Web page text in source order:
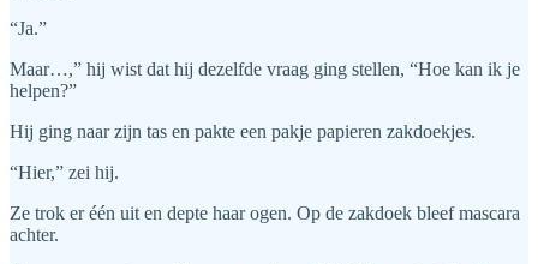
“Ja.”
Maar…,” hij wist dat hij dezelfde vraag ging stellen, “Hoe kan ik je
helpen?”
Hij ging naar zijn tas en pakte een pakje papieren zakdoekjes.
“Hier,” zei hij.
Ze trok er één uit en depte haar ogen. Op de zakdoek bleef mascara
achter.